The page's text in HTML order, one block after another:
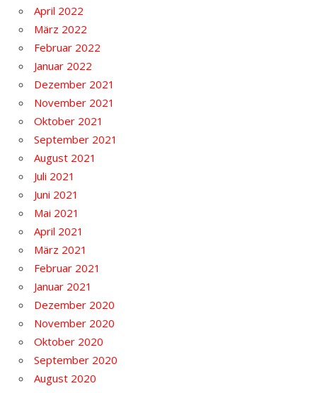
April 2022
März 2022
Februar 2022
Januar 2022
Dezember 2021
November 2021
Oktober 2021
September 2021
August 2021
Juli 2021
Juni 2021
Mai 2021
April 2021
März 2021
Februar 2021
Januar 2021
Dezember 2020
November 2020
Oktober 2020
September 2020
August 2020